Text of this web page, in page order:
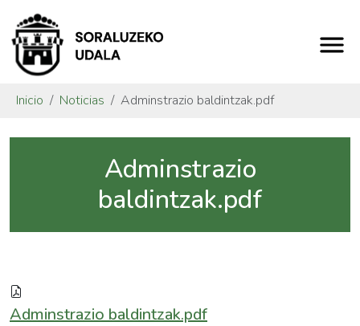
Inicio Noticias Adminstrazio baldintzak.pdf
Adminstrazio
baldintzak.pdf
Adminstrazio baldintzak.pdf